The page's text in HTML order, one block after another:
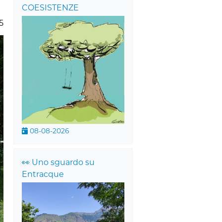
COESISTENZE
08-08-2026
👀 Uno sguardo su
Entracque